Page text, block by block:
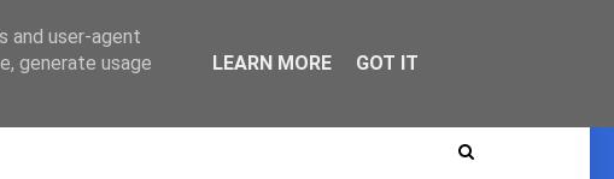
and user-agent
generate usage
LEARN MORE GOT IT